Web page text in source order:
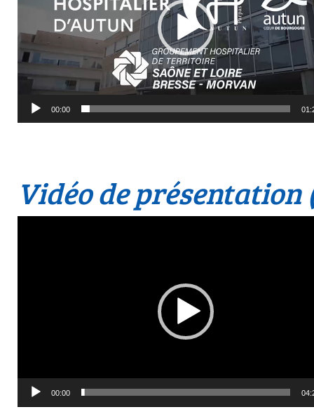
00:00
Vidéo de
00:00